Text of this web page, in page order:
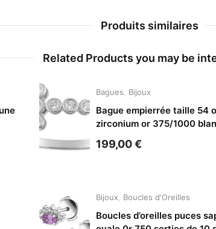
Produits similaires
Related Products you may be
Bagues Bijoux
Bague empierrée taille 54
zirconium or 375/1000
199,00€
Bijoux Boucles d'Oreilles
Boucles d’oreilles puces